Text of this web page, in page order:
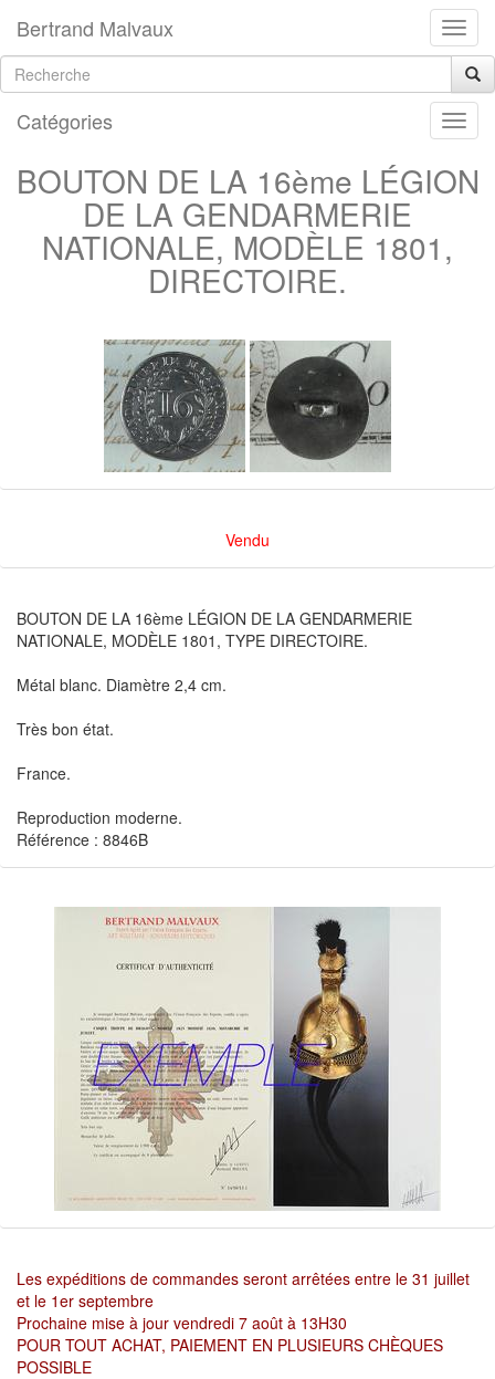
Bertrand Malvaux
Catégories
BOUTON DE LA 16ème LÉGION
DE LA GENDARMERIE
NATIONALE, MODÈLE 1801,
DIRECTOIRE.
Vendu
BOUTON DE LA 16ème LÉGION DE LA GENDARMERIE
NATIONALE, MODÈLE 1801, TYPE DIRECTOIRE.
Métal blanc. Diamètre 2,4 cm.
Très bon état.
France.
Reproduction moderne.
Référence : 8846B
Les expéditions de commandes seront arrêtées entre le 31 juillet
et le 1er septembre
Prochaine mise à jour vendredi 7 août à 13H30
POUR TOUT ACHAT, PAIEMENT EN PLUSIEURS CHÈQUES
POSSIBLE